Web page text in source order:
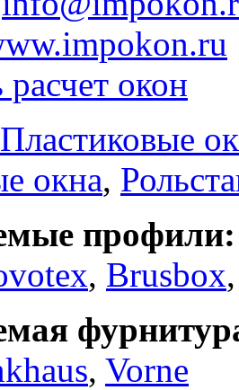
расчет окон
Пластиковые
окна,
профили:
, Brusbox
, Vorne